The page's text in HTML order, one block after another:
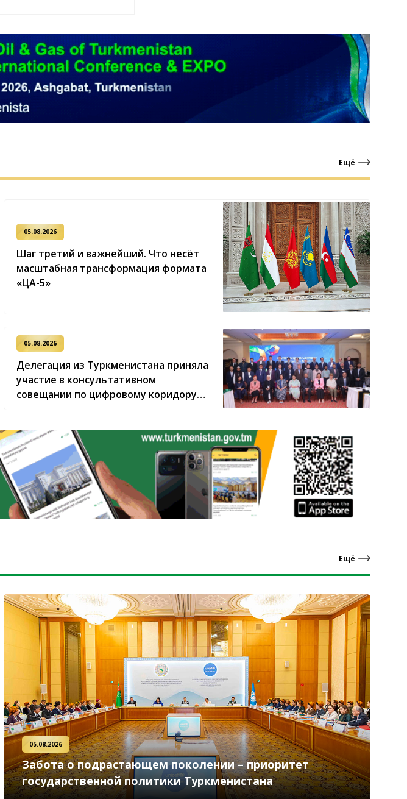
Ещё
05.08.2026
Шаг третий и важнейший. Что несёт
масштабная трансформация формата
«ЦА-5»
05.08.2026
Делегация из Туркменистана приняла
участие в консультативном
совещании по цифровому коридору
Ещё
05.08.2026
Забота о подрастающем поколении – приоритет
государственной политики Туркменистана